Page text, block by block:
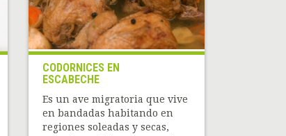
CODORNICES EN
ESCABECHE
Es un ave migratoria que vive
en bandadas habitando en
regiones soleadas y secas,